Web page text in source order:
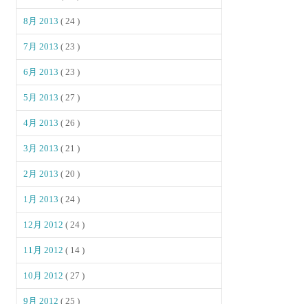
8月 2013( 24 )
7月 2013( 23 )
6月 2013( 23 )
5月 2013( 27 )
4月 2013( 26 )
3月 2013( 21 )
2月 2013( 20 )
1月 2013( 24 )
12月 2012( 24 )
11月 2012( 14 )
10月 2012( 27 )
9月 2012( 25 )